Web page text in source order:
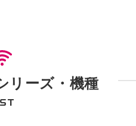
リーズ・機種